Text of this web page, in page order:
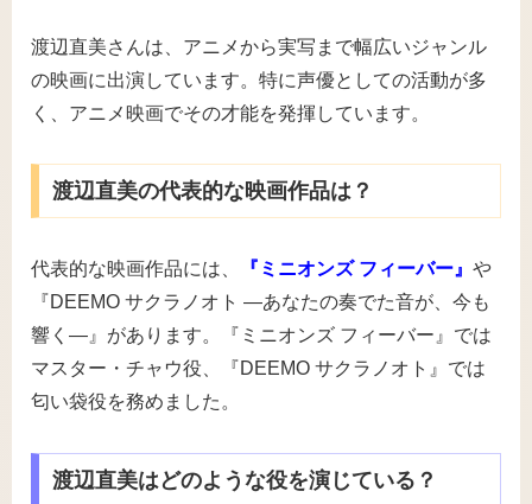
渡辺直美さんは、アニメから実写まで幅広いジャンル
の映画に出演しています。特に声優としての活動が多
く、アニメ映画でその才能を発揮しています。
渡辺直美の代表的な映画作品は？
代表的な映画作品には、 『ミニオンズ フィーバー』 や
『DEEMO サクラノオト ―あなたの奏でた音が、今も
響く―』があります。『ミニオンズ フィーバー』では
マスター・チャウ役、『DEEMO サクラノオト』では
匂い袋役を務めました。
渡辺直美はどのような役を演じている？